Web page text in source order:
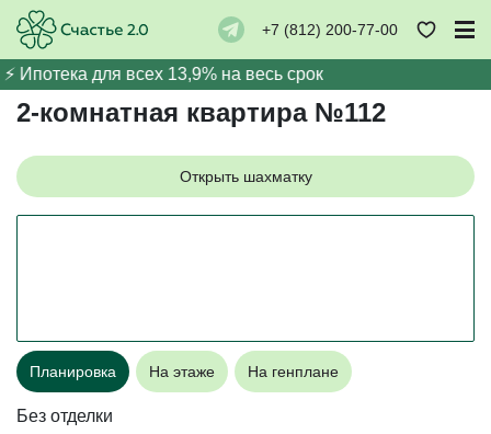
+7 (812) 200-77-00
для всех 13,9% на весь срок
← Назад
2-комнатная квартира №112
Открыть шахматку
Планировка На этаже На генплане
Без отделки